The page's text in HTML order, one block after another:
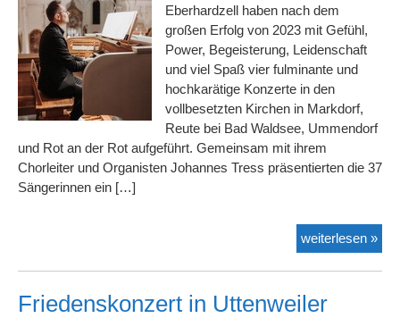
Eberhardzell haben nach dem
großen Erfolg von 2023 mit Gefühl,
Power, Begeisterung, Leidenschaft
und viel Spaß vier fulminante und
hochkarätige Konzerte in den
vollbesetzten Kirchen in Markdorf,
Reute bei Bad Waldsee, Ummendorf
und Rot an der Rot aufgeführt. Gemeinsam mit ihrem
Chorleiter und Organisten Johannes Tress präsentierten die 37
Sängerinnen ein […]
weiterlesen »
und
Friedenskonzert in Uttenweiler